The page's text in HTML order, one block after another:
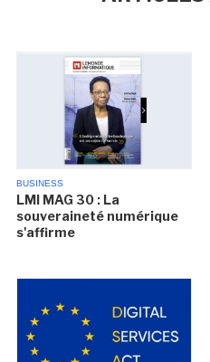
BUSINESS
LMI MAG 30 : La
souveraineté numérique
s'affirme